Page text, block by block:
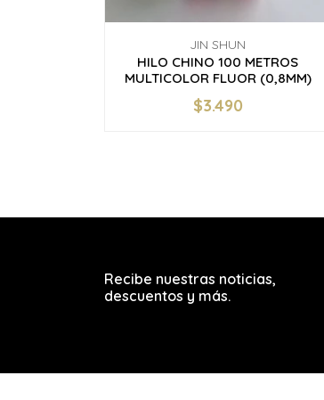
JIN SHUN
HILO CHINO 100 METROS
MULTICOLOR FLUOR (0,8MM)
+
$3.490
Recibe nuestras noticias,
descuentos y más.